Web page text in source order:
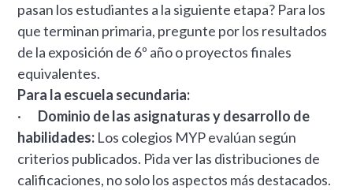
pasan los estudiantes a la siguiente etapa? Para los
que terminan primaria, pregunte por los resultados
de la exposición de 6º año o proyectos finales
equivalentes.
Para la escuela secundaria:
· Dominio de las asignaturas y desarrollo de
habilidades: Los colegios MYP evalúan según
criterios publicados. Pida ver las distribuciones de
calificaciones, no solo los aspectos más destacados.